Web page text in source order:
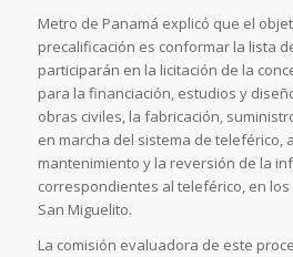
Metro de Panamá explicó que el
precalificación es conformar la lista
participarán en la licitación de la
para la financiación, estudios y
obras civiles, la fabricación,
en marcha del sistema de teleférico,
mantenimiento y la reversión de la
correspondientes al teleférico, en
San Miguelito.
La comisión evaluadora de este